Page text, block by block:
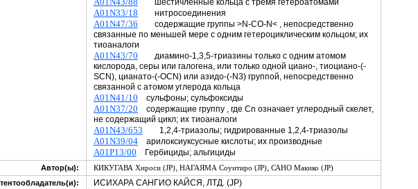
шестичленные кольца с тремя гетероатомами
A01N33/18 нитросоединения
A01N47/36 содержащие группы >N-CO-N< , непосредственно
связанные по меньшей мере с одним гетероциклическим кольцом; их
тиоаналоги
A01N43/70 диамино-1,3,5-триазины только с одним атомом
кислорода, серы или галогена, или только одной циано-, тиоциано-(-
SCN), цианато-(-OCN) или азидо-(-N3) группой, непосредственно
связанной с атомом углерода кольца
A01N41/10 сульфоны; сульфоксиды
A01N37/20 содержащие группу , где Cn означает углеродный скелет,
не содержащий цикл; их тиоаналоги
A01N43/653 1,2,4-триазолы; гидрированные 1,2,4-триазолы
A01N39/04арилоксиуксусные кислоты; их производные
A01P13/00 Гербициды; альгициды
Автор(ы): КИКУГАВА Хироси (JP), НАГАЯМА Соуитиро (JP), САНО Макико (JP)
ИСИХАРА САНГИО КАЙСЯ, ЛТД. (JP)